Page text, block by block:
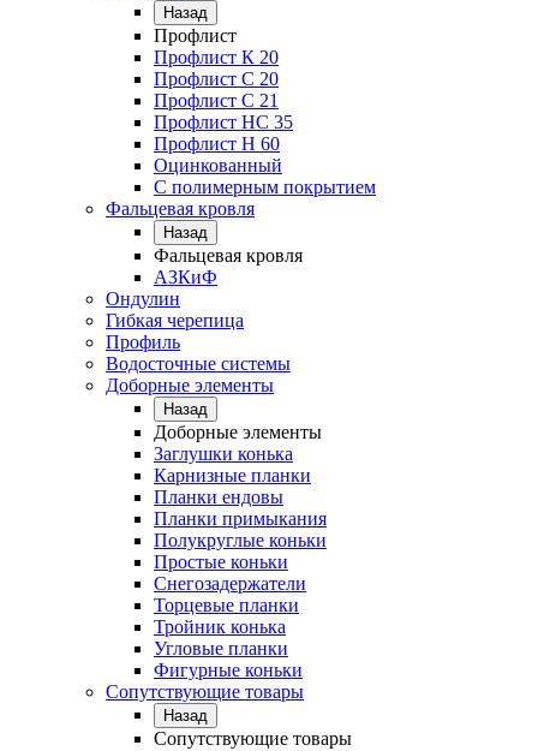
Назад
Профлист
Профлист К 20
Профлист С 20
Профлист C 21
Профлист НС 35
Профлист Н 60
Оцинкованный
С полимерным покрытием
Фальцевая кровля
Назад
Фальцевая кровля
АЗКиФ
Ондулин
Гибкая черепица
Профиль
Водосточные системы
Доборные элементы
Назад
Доборные элементы
Заглушки конька
Карнизные планки
Планки ендовы
Планки примыкания
Полукруглые коньки
Простые коньки
Снегозадержатели
Торцевые планки
Тройник конька
Угловые планки
Фигурные коньки
Сопутствующие товары
Назад
Сопутствующие товары